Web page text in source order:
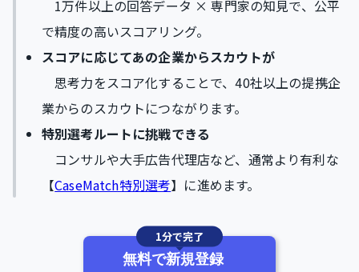
1万件以上の回答データ × 専門家の知見で、公平
で精度の高いスコアリング。
スコアに応じてあの企業からスカウトが
思考力をスコア化することで、40社以上の提携企
業からのスカウトにつながります。
特別選考ルートに挑戦できる
コンサルや大手広告代理店など、通常より有利な
【CaseMatch特別選考】に進めます。
1分で完了
無料で新規登録